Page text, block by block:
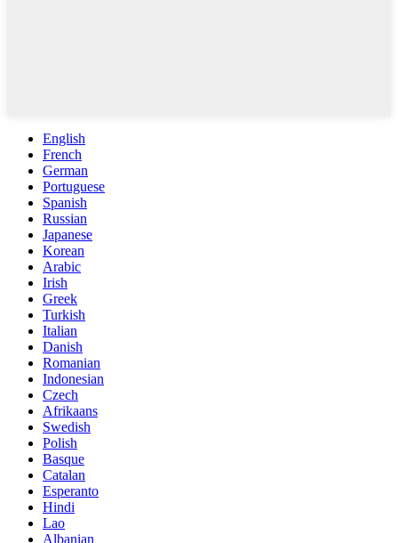
English
French
German
Portuguese
Spanish
Russian
Japanese
Korean
Arabic
Irish
Greek
Turkish
Italian
Danish
Romanian
Indonesian
Czech
Afrikaans
Swedish
Polish
Basque
Catalan
Esperanto
Hindi
Lao
Albanian